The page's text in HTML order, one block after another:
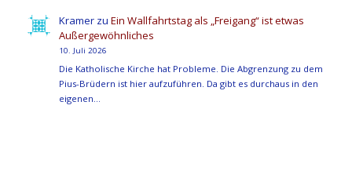
Kramer zuEin Wallfahrtstag als „Freigang“ ist etwas
Außergewöhnliches
10. Juli 2026
Die Katholische Kirche hat Probleme. Die Abgrenzung zu dem
Pius-Brüdern ist hier aufzuführen. Da gibt es durchaus in den
eigenen…